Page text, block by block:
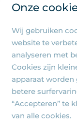
Onze
Wij gebruiken
website te
analyseren met
Cookies zijn
apparaat worden
betere
“Accepteren” te
van alle cookies.
Algemene
Privacy
Cookie-